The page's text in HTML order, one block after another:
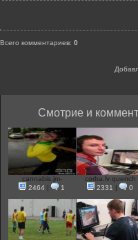
Всего комментариев: 0
Смотрие и
cannabis.jm-
2464
1
corba.lv quench
2331
0